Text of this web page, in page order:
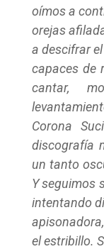
oímos a
orejas
a descifrar
capaces de
cantar,
Corona
discografía
un tanto
Y seguimos
intentando
el estribillo.